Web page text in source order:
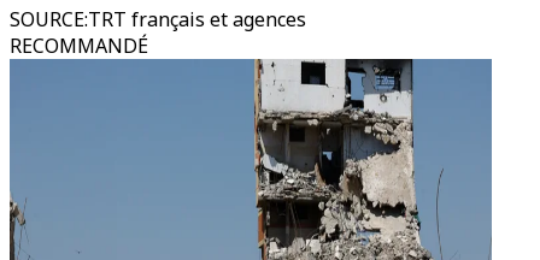
SOURCE:TRT français et agences
RECOMMANDÉ